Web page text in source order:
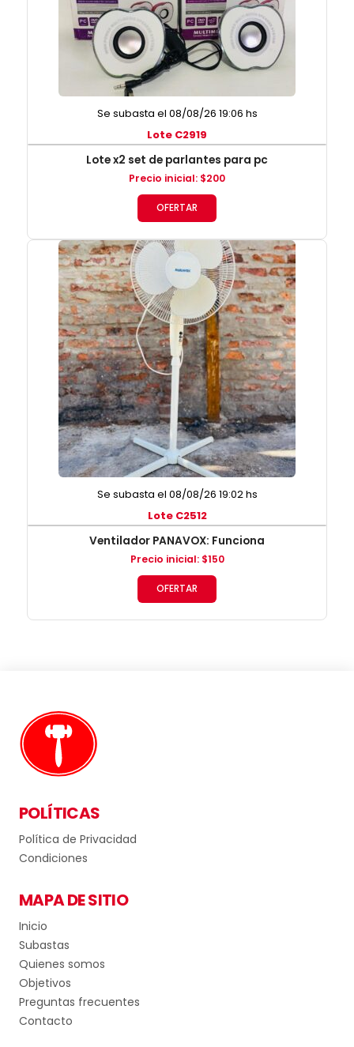
Se subasta el 08/08/26 19:06 hs
Lote C2919
Lote x2 set de parlantes para pc
Precio inicial: $200
OFERTAR
Se subasta el 08/08/26 19:02 hs
Lote C2512
Ventilador PANAVOX: Funciona
Precio inicial: $150
OFERTAR
POLÍTICAS
Política de Privacidad
Condiciones
MAPA DE SITIO
Inicio
Subastas
Quienes somos
Objetivos
Preguntas frecuentes
Contacto